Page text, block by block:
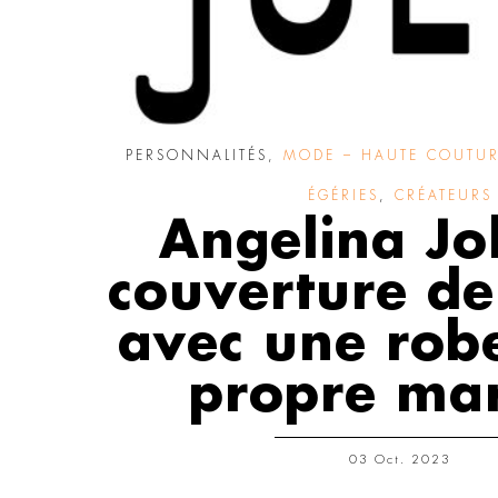
PERSONNALITÉS MODE – HAUTE
ÉGÉRIES CRÉATEURS
Angelina
couverture
avec une
propre
03 Oct. 2023